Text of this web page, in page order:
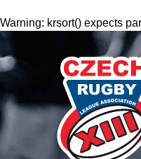
Warning: krsort() expects